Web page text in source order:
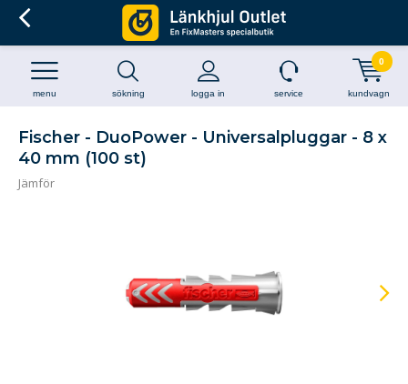
sökning logga in
menu service kundvagn
0
Fischer - DuoPower - Universalpluggar - 8 x
40 mm (100 st)
Jämför